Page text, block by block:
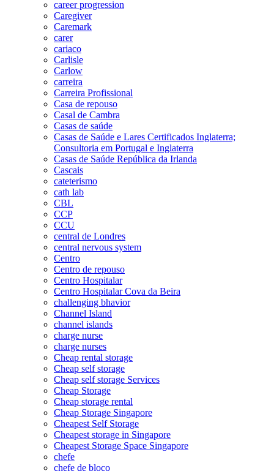
career progression
Caregiver
Caremark
carer
cariaco
Carlisle
Carlow
carreira
Carreira Profissional
Casa de repouso
Casal de Cambra
Casas de saúde
Casas de Saúde e Lares Certificados Inglaterra;
Consultoria em Portugal e Inglaterra
Casas de Saúde República da Irlanda
Cascais
cateterismo
cath lab
CBL
CCP
CCU
central de Londres
central nervous system
Centro
Centro de repouso
Centro Hospitalar
Centro Hospitalar Cova da Beira
challenging bhavior
Channel Island
channel islands
charge nurse
charge nurses
Cheap rental storage
Cheap self storage
Cheap self storage Services
Cheap Storage
Cheap storage rental
Cheap Storage Singapore
Cheapest Self Storage
Cheapest storage in Singapore
Cheapest Storage Space Singapore
chefe
chefe de bloco